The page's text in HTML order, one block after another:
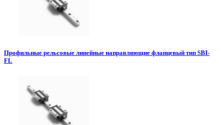
Профильные рельсовые линейные направляющие фланцевый тип SBI-
FL